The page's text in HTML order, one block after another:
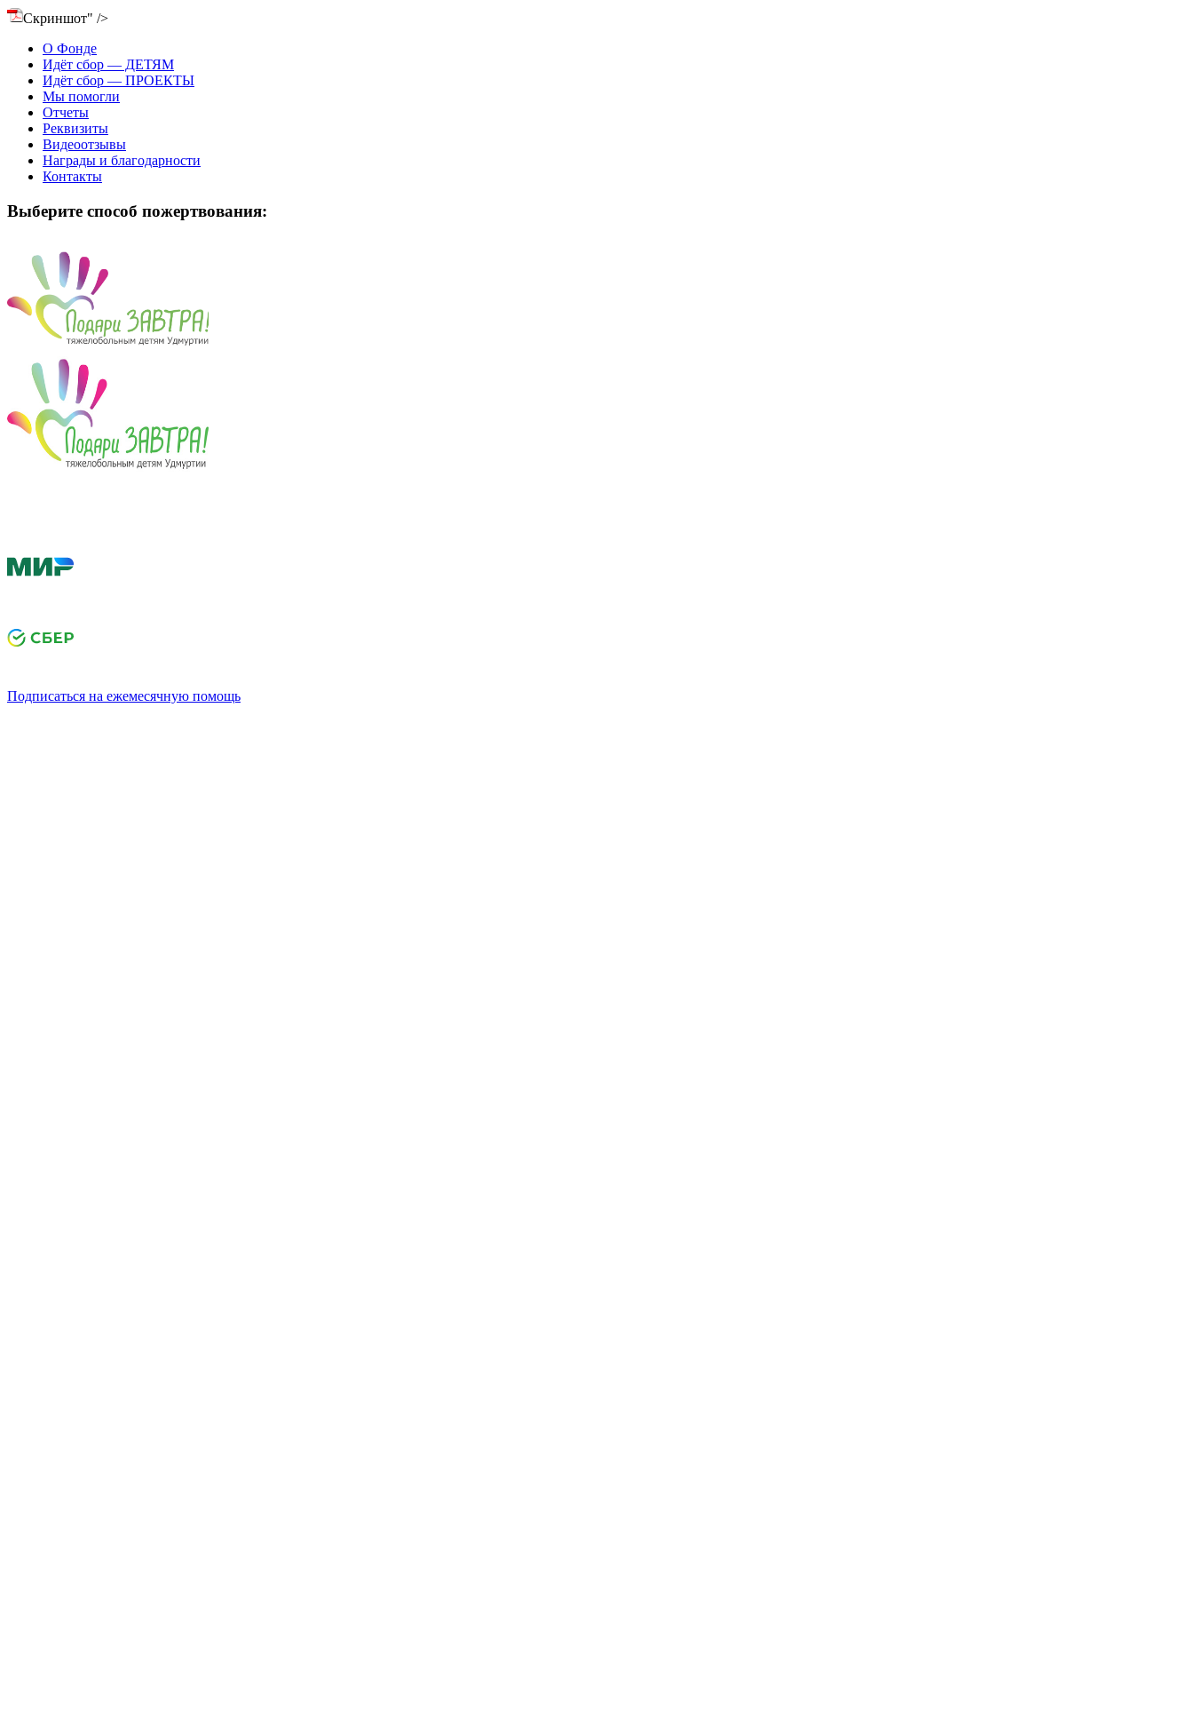
Скриншот" />
О Фонде
Идёт сбор — ДЕТЯМ
Идёт сбор — ПРОЕКТЫ
Мы помогли
Отчеты
Реквизиты
Видеоотзывы
Награды и благодарности
Контакты
Выберите способ пожертвования:
Подписаться на ежемесячную помощь